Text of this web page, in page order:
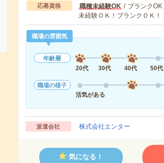
応募資格 職種未経験OK/ ブランクOK
未経験ＯＫ！ブランクＯＫ！
職場の雰囲気
年齢層
20代
30代 40代 50代
職場の様子
活気がある
派遣会社 株式会社エンター
気になる！